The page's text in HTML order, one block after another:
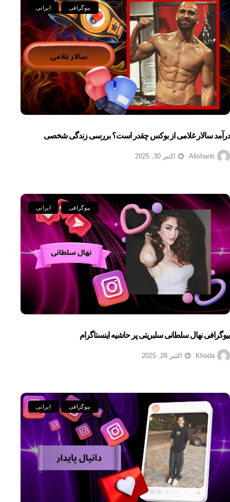
ایرانی بیوگرافی
درآمد سالار غلامی از بوکس چقدر است؟ بررسی زندگی شخصی
Alishanti اکتبر 30, 2025
ایرانی بیوگرافی
بیوگرافی نهال سلطانی سلبریتی پر حاشیه اینستاگرام
Khoda اکتبر 28, 2025
ایرانی بیوگرافی